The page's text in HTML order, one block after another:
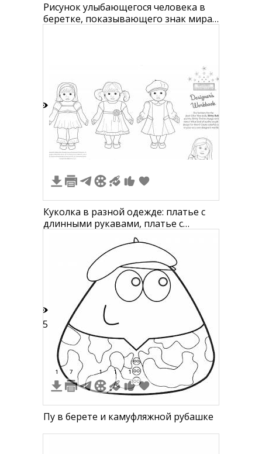
Рисунок улыбающегося человека в
беретке, показывающего знак мира
Куколка в разной одежде: платье с
длинными рукавами, платье с
короткими рукавами и бантом, плащ
15
1 7 1 1 1
Пу в берете и камуфляжной рубашке